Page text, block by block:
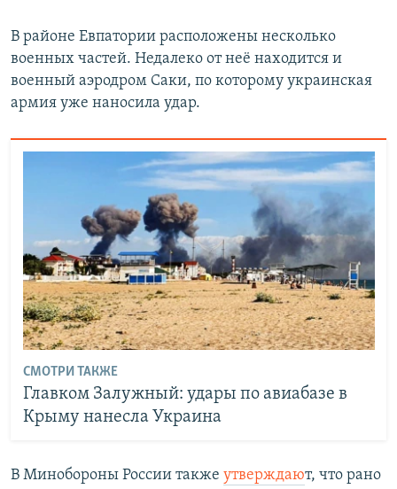
В районе Евпатории расположены несколько
военных частей. Недалеко от неё находится и
военный аэродром Саки, по которому украинская
армия уже наносила удар.
СМОТРИ ТАКЖЕ
Главком Залужный: удары по авиабазе в
Крыму нанесла Украина
В Минобороны России также утверждают, что рано